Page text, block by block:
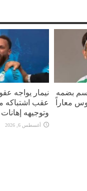
بضمه
معاراً
نيمار يواجه
عقب اشتباكه
وتوجيهه
أغسطس 6, 2026